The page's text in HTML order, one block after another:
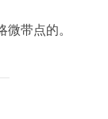
带点的。